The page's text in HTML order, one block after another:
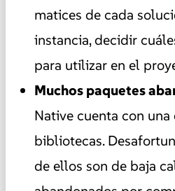
matices de cada
instancia, decidir
para utilizar en el
Muchos paquetes
Native cuenta con
bibliotecas.
de ellos son de baja